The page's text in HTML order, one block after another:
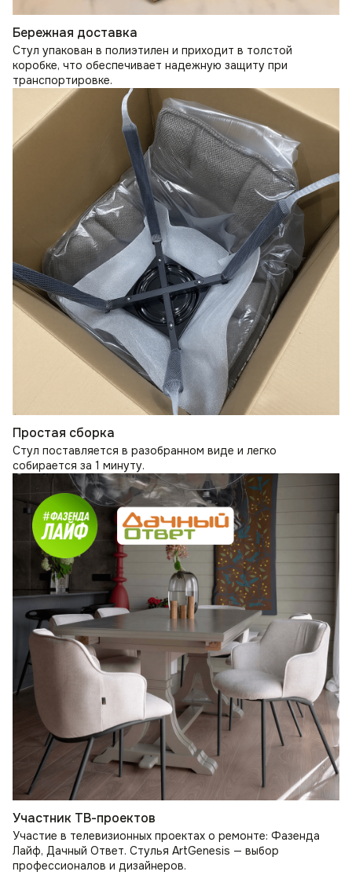
Бережная доставка
Стул упакован в полиэтилен и приходит в толстой
коробке, что обеспечивает надежную защиту при
транспортировке.
Простая сборка
Стул поставляется в разобранном виде и легко
собирается за 1 минуту.
Участник ТВ-проектов
Участие в телевизионных проектах о ремонте: Фазенда
Лайф, Дачный Ответ. Стулья ArtGenesis — выбор
профессионалов и дизайнеров.